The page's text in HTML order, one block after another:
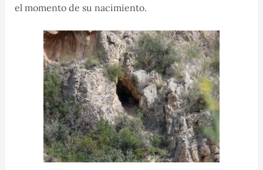
el momento de su nacimiento.